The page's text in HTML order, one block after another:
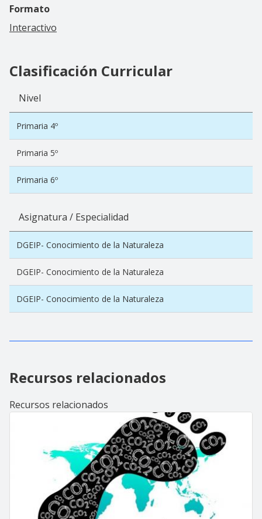
Formato
Interactivo
Clasificación Curricular
Nivel
Primaria 4º
Primaria 5º
Primaria 6º
Asignatura / Especialidad
DGEIP- Conocimiento de la Naturaleza
DGEIP- Conocimiento de la Naturaleza
DGEIP- Conocimiento de la Naturaleza
Recursos relacionados
Recursos relacionados